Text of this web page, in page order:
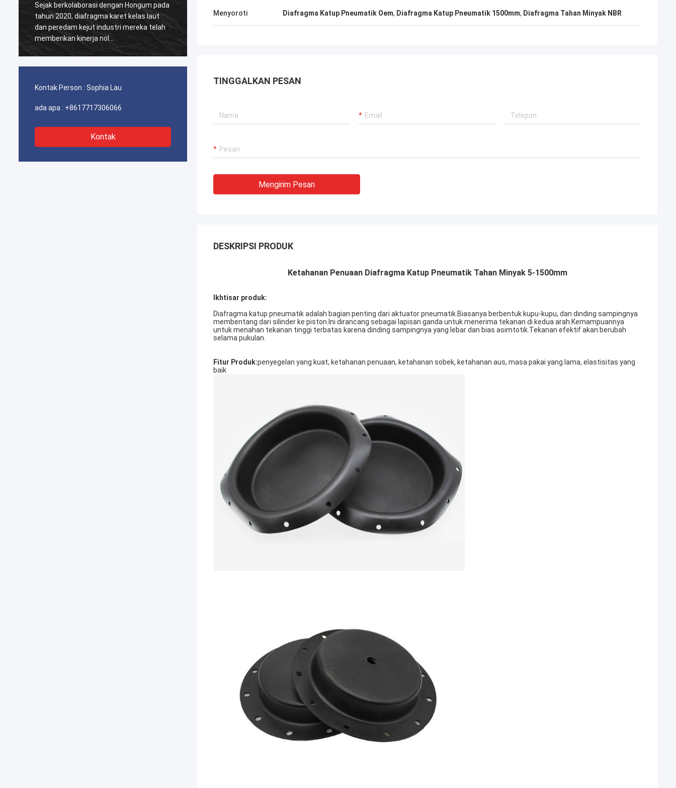
Sejak berkolaborasi dengan Hongum pada
tahun 2020, diafragma karet kelas laut
dan peredam kejut industri mereka telah
memberikan kinerja nol
kegagalan,memastikan operasi tanpa
tahun 2020, diafragma karet kelas laut
dan peredam kejut industri mereka telah
pengangkut LNG.
Kontak Person : Sophia Lau
ada apa : +8617717306066
Kontak
Menyoroti Diafragma Katup Pneumatik Oem, Diafragma Katup Pneumatik 1500mm, Diafragma Tahan Minyak NBR
TINGGALKAN PESAN
Mengirim Pesan
DESKRIPSI PRODUK
Ketahanan Penuaan Diafragma Katup Pneumatik Tahan Minyak 5-1500mm
Ikhtisar produk:
Diafragma katup pneumatik adalah bagian penting dari aktuator pneumatik.Biasanya berbentuk kupu-kupu, dan dinding sampingnya
membentang dari silinder ke piston.Ini dirancang sebagai lapisan ganda untuk menerima tekanan di kedua arah.Kemampuannya
untuk menahan tekanan tinggi terbatas karena dinding sampingnya yang lebar dan bias asimtotik.Tekanan efektif akan berubah
selama pukulan.
Fitur Produk:penyegelan yang kuat, ketahanan penuaan, ketahanan sobek, ketahanan aus, masa pakai yang lama, elastisitas yang
baik